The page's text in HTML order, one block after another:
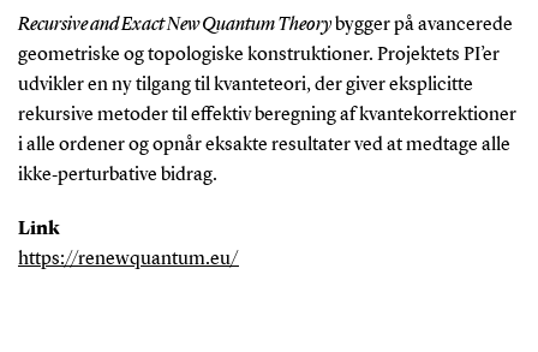
Recursive and Exact New Quantum Theorybygger på avancerede
geometriske og topologiske konstruktioner. Projektets PI’er
udvikler en ny tilgang til kvanteteori, der giver eksplicitte
rekursive metoder til effektiv beregning af kvantekorrektioner
i alle ordener og opnår eksakte resultater ved at medtage alle
ikke‑perturbative bidrag.
Link
https://renewquantum.eu/